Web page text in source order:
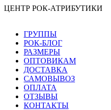
ЦЕНТР РОК-АТРИБУТИКИ
ГРУППЫ
РОК-БЛОГ
РАЗМЕРЫ
ОПТОВИКАМ
ДОСТАВКА
САМОВЫВОЗ
ОПЛАТА
ОТЗЫВЫ
КОНТАКТЫ